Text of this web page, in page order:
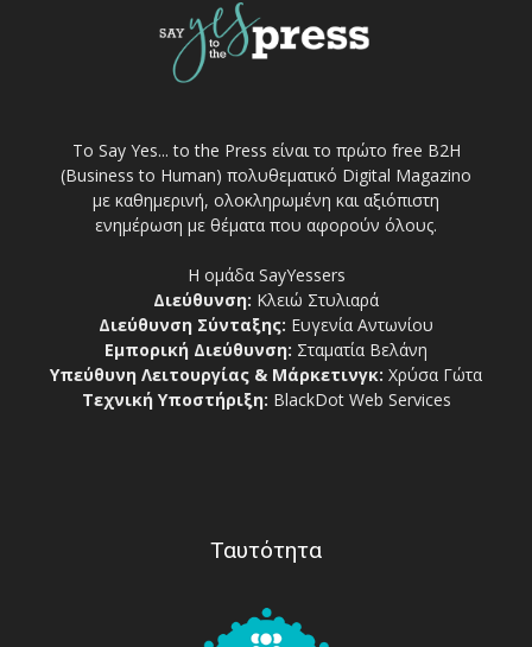
Το Say Yes... to the Press είναι το πρώτο free Β2Η
(Business to Human) πολυθεματικό Digital Magazino
με καθημερινή, ολοκληρωμένη και αξιόπιστη
ενημέρωση με θέματα που αφορούν όλους.
Η ομάδα SayYessers
Διεύθυνση: Κλειώ Στυλιαρά
Διεύθυνση Σύνταξης: Ευγενία Αντωνίου
Εμπορική Διεύθυνση: Σταματία Βελάνη
Υπεύθυνη Λειτουργίας & Μάρκετινγκ: Χρύσα Γώτα
Τεχνική Υποστήριξη: BlackDot Web Services
Ταυτότητα